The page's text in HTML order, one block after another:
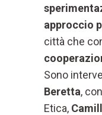
approccio
città che
Sono
Beretta,
Etica,